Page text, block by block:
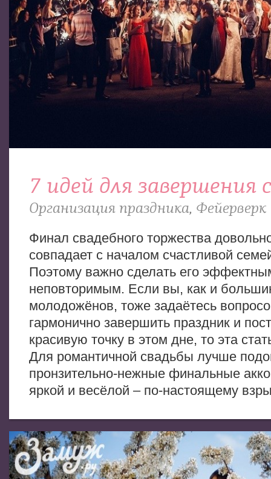
7 идей для завершения
Организация праздника, Фейерверк
Финал свадебного торжества
совпадает с началом счастливой
Поэтому важно сделать его
неповторимым. Если вы, как и
молодожёнов, тоже задаётесь
гармонично завершить праздник и
красивую точку в этом дне, то эта
Для романтичной свадьбы лучше
пронзительно-нежные финальные
яркой и весёлой – по-настоящему